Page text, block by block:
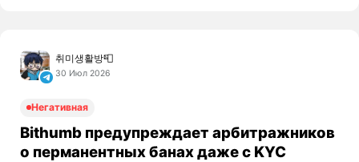
취미생활방📮
30 Июл 2026
Негативная
Bithumb предупреждает арбитражников
о перманентных банах даже с KYC